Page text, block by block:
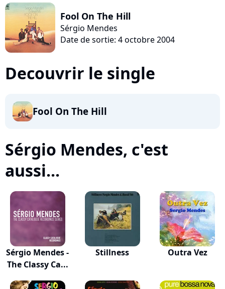
Fool On The Hill
Sérgio Mendes
Date de sortie: 4 octobre 2004
Decouvrir le single
Fool On The Hill
Sérgio Mendes, c'est
aussi...
Sérgio Mendes -
The Classy Ca...
Stillness Outra Vez